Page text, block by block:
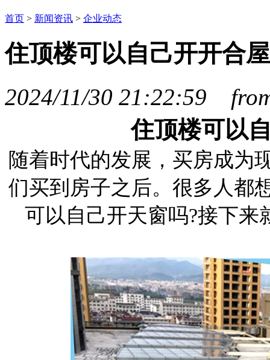
首页 > 新闻资讯 > 企业动态
住顶楼可以自己开开合
2024/11/30 21:22:59
住顶楼可以
随着时代的发展，买房成为
们买到房子之后。很多人都
可以自己开天窗吗?接下